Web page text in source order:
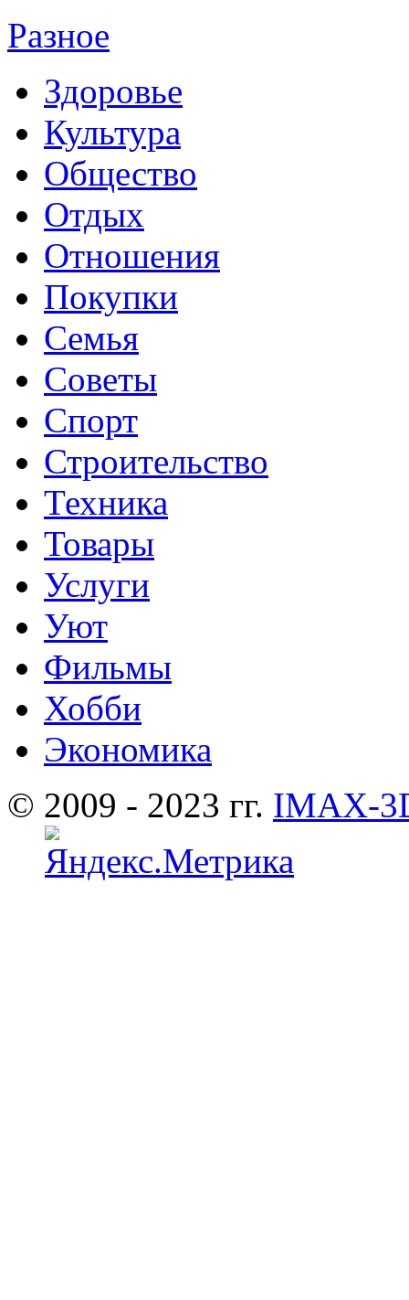
Разное
Здоровье
Культура
Общество
Отдых
Отношения
Покупки
Семья
Советы
Спорт
Строительство
Техника
Товары
Услуги
Уют
Фильмы
Хобби
Экономика
© 2009 - 2023 гг. IMAX-